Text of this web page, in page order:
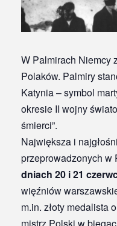
W Palmirach Niemcy
Polaków. Palmiry
Katynia – symbol
okresie II wojny
śmierci”.
Największa i
przeprowadzonych w
dniach 20 i 21
więźniów
m.in. złoty medalista
mistrz Polski w